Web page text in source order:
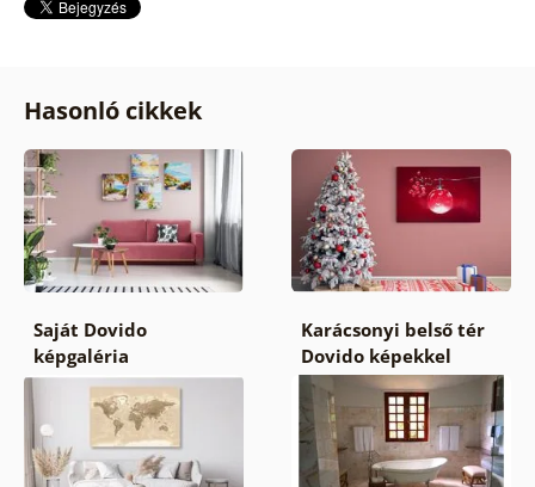
Hasonló cikkek
Saját Dovido
képgaléria
Karácsonyi belső tér
Dovido képekkel